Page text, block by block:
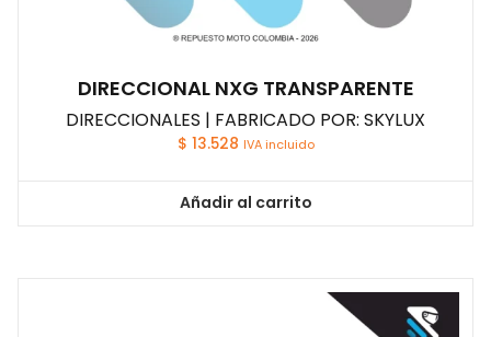
DIRECCIONAL NXG TRANSPARENTE
DIRECCIONALES | FABRICADO POR: SKYLUX
$ 13.528 IVA incluido
Añadir al carrito